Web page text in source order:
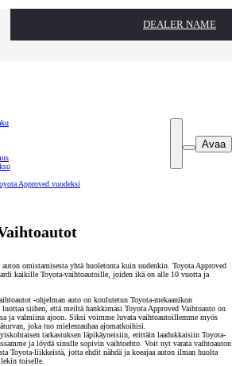
DEALER NAME
Avaa
Approved vuodeksi
omistamisesta yhtä huoletonta kuin uudenkin. Toyota Approved
kaikille Toyota-vaihtoautoille, joiden ikä on alle 10 vuotta ja
-ohjelman auto on koulutetun Toyota-mekaanikon
siihen, että meiltä hankkimasi Toyota Approved Vaihtoauto on
ja valmiina ajoon. Siksi voimme luvata vaihtoautoillemme myös
joka tuo mielenrauhaa ajomatkoihisi.
tarkastuksen läpikäyneisiin, erittäin laadukkaisiin Toyota-
ja löydä sinulle sopivin vaihtoehto. Voit nyt varata vaihtoauton
Toyota-liikkeistä, jotta ehdit nähdä ja koeajaa auton ilman huolta
toiselle.